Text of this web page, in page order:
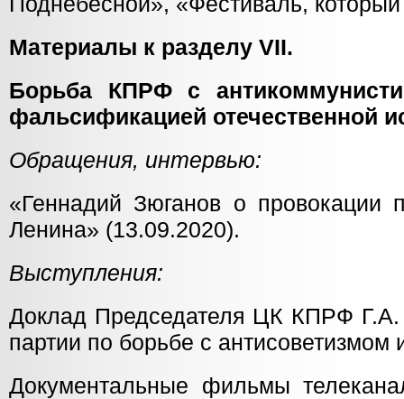
Материалы к разделу VII.
Борьба КПРФ с
фальсификацией отечественной
Обращения, интервью:
«Геннадий Зюганов о провокации
Ленина» (13.09.2020).
Выступления:
Доклад Председателя ЦК КПРФ Г.А.
партии по борьбе с
Документальные фильмы